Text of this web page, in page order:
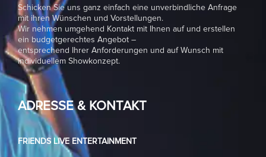
Schicken Sie uns ganz einfach eine unverbindliche Anfrage
mit ihren Wünschen und Vorstellungen.
Wir nehmen umgehend Kontakt mit Ihnen auf und erstellen
ein budgetgerechtes Angebot –
entsprechend Ihrer Anforderungen und auf Wunsch mit
individuellem Showkonzept.
ADRESSE & KONTAKT
FRIENDS LIVE ENTERTAINMENT